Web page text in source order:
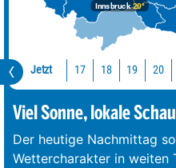
Innsbruck20°
Jetzt 17 18 19 20
Viel Sonne, lokale
Der heutige Nachmittag
Wettercharakter in weiten